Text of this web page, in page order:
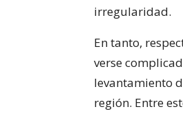
irregularidad.
En tanto,
verse
levantamiento
región. Entre